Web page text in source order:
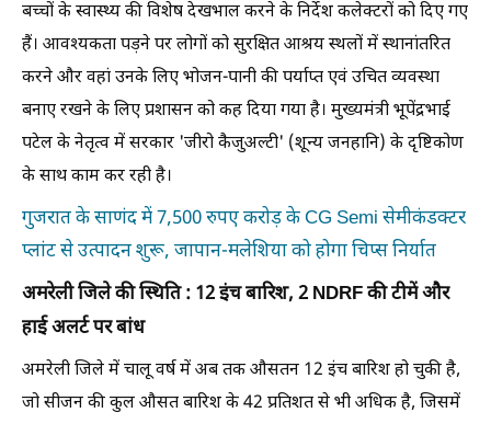
बच्चों के स्वास्थ्य की विशेष देखभाल करने के निर्देश कलेक्टरों को दिए गए
हैं। आवश्यकता पड़ने पर लोगों को सुरक्षित आश्रय स्थलों में स्थानांतरित
करने और वहां उनके लिए भोजन-पानी की पर्याप्त एवं उचित व्यवस्था
बनाए रखने के लिए प्रशासन को कह दिया गया है। मुख्यमंत्री भूपेंद्रभाई
पटेल के नेतृत्व में सरकार 'जीरो कैजुअल्टी' (शून्य जनहानि) के दृष्टिकोण
के साथ काम कर रही है।
गुजरात के साणंद में 7,500 रुपए करोड़ के CG Semi सेमीकंडक्टर
प्लांट से उत्पादन शुरू, जापान-मलेशिया को होगा चिप्स निर्यात
अमरेली जिले की स्थिति : 12 इंच बारिश, 2 NDRF की टीमें और
हाई अलर्ट पर बांध
अमरेली जिले में चालू वर्ष में अब तक औसतन 12 इंच बारिश हो चुकी है,
जो सीजन की कुल औसत बारिश के 42 प्रतिशत से भी अधिक है, जिसमें